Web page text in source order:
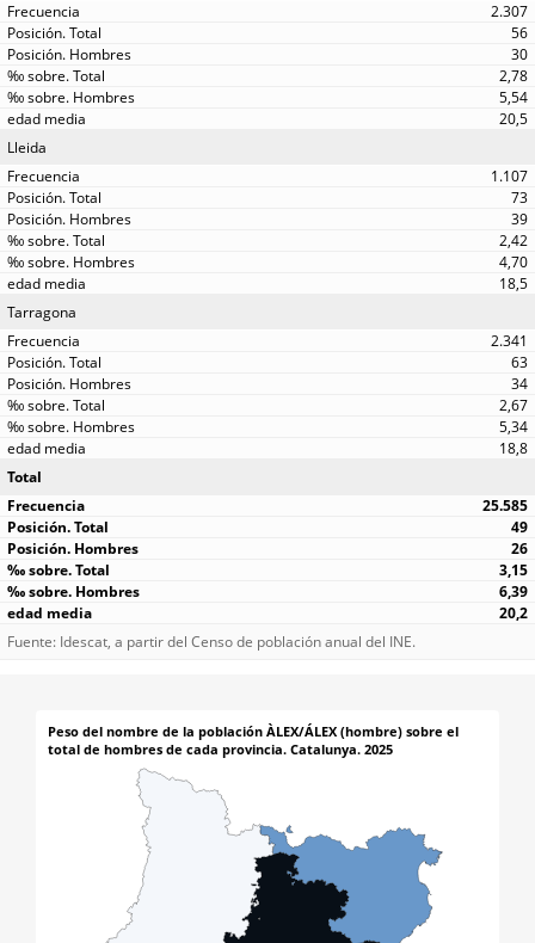
2.307
56
30
2,78
5,54
20,5
Lleida
1.107
73
39
2,42
4,70
18,5
Tarragona
2.341
63
34
2,67
5,34
18,8
Total
25.585
49
26
3,15
6,39
20,2
Fuente: Idescat, a partir del Censo de población anual del INE.